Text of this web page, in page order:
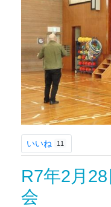
いいね 11
R7年2月
会